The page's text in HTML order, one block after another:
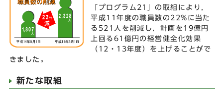
「プログラム21」の取組により，
平成11年度の職員数の22%に当た
る521人を削減し，計画を19億円
上回る61億円の経営健全化効果
（12・13年度）を上げることがで
きました。
新たな取組